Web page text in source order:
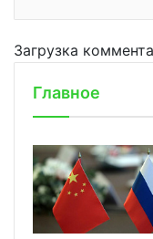
Загрузка
Главное